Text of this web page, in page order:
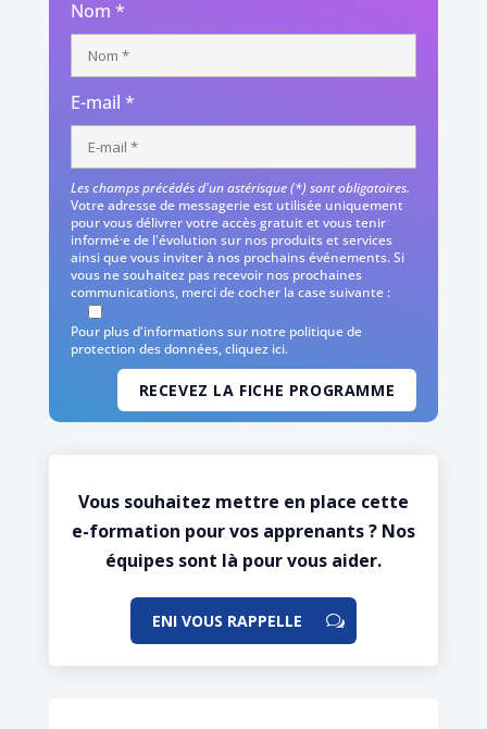
Nom *
E-mail *
Les champs précédés d'un astérisque (*) sont obligatoires.
Votre adresse de messagerie est utilisée uniquement
pour vous délivrer votre accès gratuit et vous tenir
informé·e de l'évolution sur nos produits et services
ainsi que vous inviter à nos prochains événements. Si
vous ne souhaitez pas recevoir nos prochaines
communications, merci de cocher la case suivante :
Pour plus d'informations sur notre politique de
protection des données,cliquez ici.
Vous souhaitez mettre en place cette
e-formation pour vos apprenants ? Nos
équipes sont là pour vous aider.
ENI VOUS RAPPELLE